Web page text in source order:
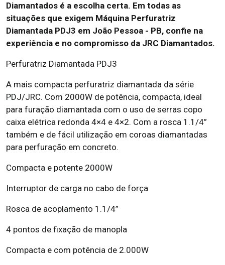
Diamantados é a escolha certa. Em todas as
situações que exigem Máquina Perfuratriz
Diamantada PDJ3 em João Pessoa - PB, confie na
experiência e no compromisso da JRC Diamantados.
Perfuratriz Diamantada PDJ3
A mais compacta perfuratriz diamantada da série
PDJ/JRC. Com 2000W de potência, compacta, ideal
para furação diamantada com o uso de serras copo
caixa elétrica redonda 4×4 e 4×2. Com a rosca 1.1/4”
também e de fácil utilização em coroas diamantadas
para perfuração em concreto.
Compacta e potente 2000W
Interruptor de carga no cabo de força
Rosca de acoplamento 1.1/4”
4 pontos de fixação de manopla
Compacta e com potência de 2.000W